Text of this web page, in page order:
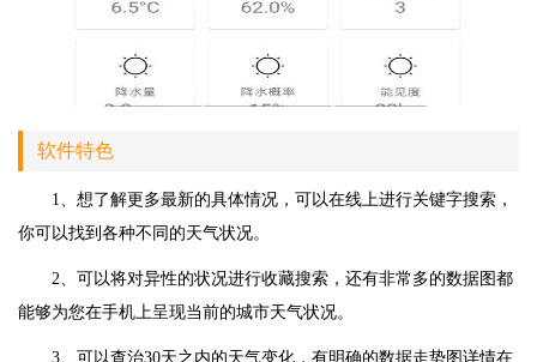
软件特色
1、想了解更多最新的具体情况，可以在线上进行关键字搜索，
你可以找到各种不同的天气状况。
2、可以将对异性的状况进行收藏搜索，还有非常多的数据图都
能够为您在手机上呈现当前的城市天气状况。
3、可以查治30天之内的天气变化，有明确的数据走势图详情在